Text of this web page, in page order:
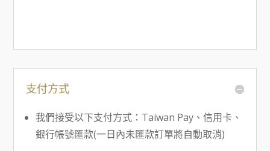
支付方式
我們接受以下支付方式：Taiwan Pay、信用卡、
銀行帳號匯款(一日內未匯款訂單將自動取消)